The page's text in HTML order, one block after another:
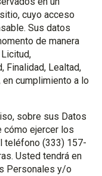
cuyo acceso
Sus datos
de manera
Finalidad, Lealtad,
cumplimiento a lo
sobre sus Datos
cómo ejercer los
teléfono (333) 157-
Usted tendrá en
Personales y/o